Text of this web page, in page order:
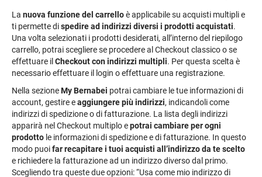
La nuova funzione del carrelloè applicabile su acquisti multipli e
ti permette dispedire ad indirizzi diversi i prodotti acquistati.
Una volta selezionati i prodotti desiderati, all’interno del riepilogo
carrello, potrai scegliere se procedere al Checkout classico o se
effettuare il Checkout con indirizzi multipli. Per questa scelta è
necessario effettuare il login o effettuare una registrazione.
Nella sezioneMy Bernabei potrai cambiare le tue informazioni di
account, gestire eaggiungere più indirizzi, indicandoli come
indirizzi di spedizione o di fatturazione. La lista degli indirizzi
apparirà nel Checkout multiplo epotrai cambiare per ogni
prodotto le informazioni di spedizione e di fatturazione. In questo
modo puoifar recapitare i tuoi acquisti all’indirizzo da te scelto
e richiedere la fatturazione ad un indirizzo diverso dal primo.
Scegliendo tra queste due opzioni: “Usa come mio indirizzo di